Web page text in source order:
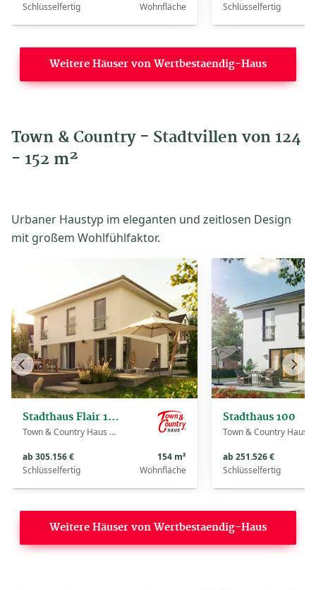
Schlüsselfertig Wohnfläche Schlüsselfertig
Weitere Häuser von Wertbestaendig-Haus
Town & Country - Stadtvillen von 124
- 152 m²
Urbaner Haustyp im eleganten und zeitlosen Design
mit großem Wohlfühlfaktor.
Stadthaus Flair 152 RE
Town & Country Haus Deutschland
ab 305.156 €
Schlüsselfertig
154 m²
Wohnfläche
Stadthaus 100
ab 251.526 €
Schlüsselfertig
Vorheriges
Haus
Haus
Weitere Häuser von Wertbestaendig-Haus